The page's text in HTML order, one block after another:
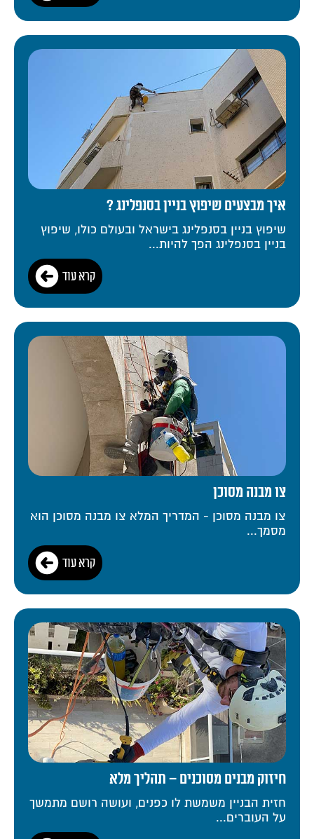
איך מבצעים שיפוץ בניין בסנפלינג ?
שיפוץ בניין בסנפלינג בישראל ובעולם כולו, שיפוץ
בניין בסנפלינג הפך להיות...
קרא עוד
צו מבנה מסוכן
צו מבנה מסוכן - המדריך המלא צו מבנה מסוכן הוא
מסמך...
קרא עוד
חיזוק מבנים מסוכנים – תהליך מלא
חזית הבניין משמשת לו כפנים, ועושה רושם מתמשך
על העוברים...